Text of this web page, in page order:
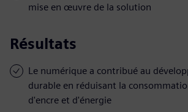
mise en œuvre de la solution
Résultats
Le numérique a contribué au
durable en réduisant la
d'encre et d'énergie